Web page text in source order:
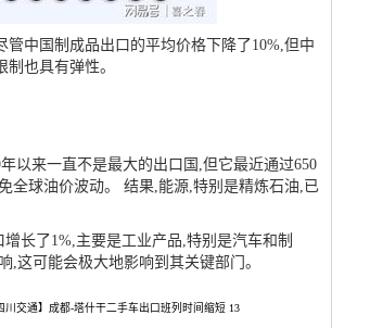
中国制成品出口的平均价格下降了10%,但中
也具有弹性。
以来一直不是最大的出口国,但它最近通过650
全球油价波动。 结果,能源,特别是精炼石油,已
长了1%,主要是工业产品,特别是汽车和制
这可能会极大地影响到其关键部门。
川交通】成都-塔什干二手车出口班列时间缩短 13